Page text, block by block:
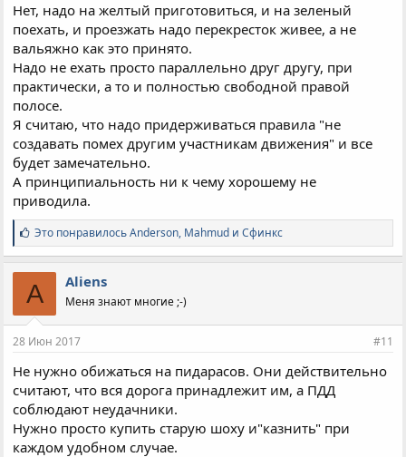
Нет, надо на желтый приготовиться, и на зеленый
поехать, и проезжать надо перекресток живее, а не
вальяжно как это принято.
Надо не ехать просто параллельно друг другу, при
практически, а то и полностью свободной правой
полосе.
Я считаю, что надо придерживаться правила "не
создавать помех другим участникам движения" и все
будет замечательно.
А принципиальность ни к чему хорошему не
приводила.
С
и
м
п
а
т
и
:
Это понравилосьAnderson, Mahmud иСфинкс
A Aliens
Меня знают многие ;-)
28 Июн 2017 #11
Не нужно обижаться на пидарасов. Они действительно
считают, что вся дорога принадлежит им, а ПДД
соблюдают неудачники.
Нужно просто купить старую шоху и"казнить" при
каждом удобном случае.